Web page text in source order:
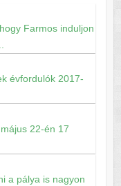
Farmos induljon
évfordulók 2017-
22-én 17
a pálya is nagyon